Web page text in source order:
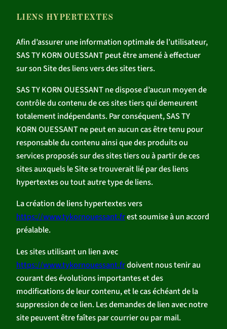
LIENS HYPERTEXTES
Afin d’assurer une information optimale de l’utilisateur,
SAS TY KORN OUESSANT peut être amené à effectuer
sur son Site des liens vers des sites tiers.
SAS TY KORN OUESSANT ne dispose d’aucun moyen de
contrôle du contenu de ces sites tiers qui demeurent
totalement indépendants. Par conséquent, SAS TY
KORN OUESSANT ne peut en aucun cas être tenu pour
responsable du contenu ainsi que des produits ou
services proposés sur des sites tiers ou à partir de ces
sites auxquels le Site se trouverait lié par des liens
hypertextes ou tout autre type de liens.
La création de liens hypertextes vers
https://www.tykornouessant.frest soumise à un accord
préalable.
Les sites utilisant un lien avec
https://www.tykornouessant.frdoivent nous tenir au
courant des évolutions importantes et des
modifications de leur contenu, et le cas échéant de la
suppression de ce lien. Les demandes de lien avec notre
site peuvent être faîtes par courrier ou par mail.